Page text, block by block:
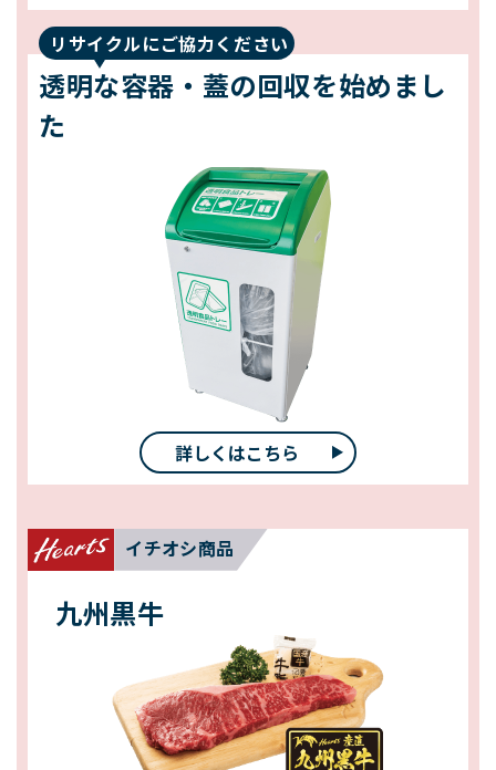
リサイクルにご協力ください
透明な容器・蓋の回収を始めまし
た
詳しくはこちら
イチオシ商品
九州黒牛